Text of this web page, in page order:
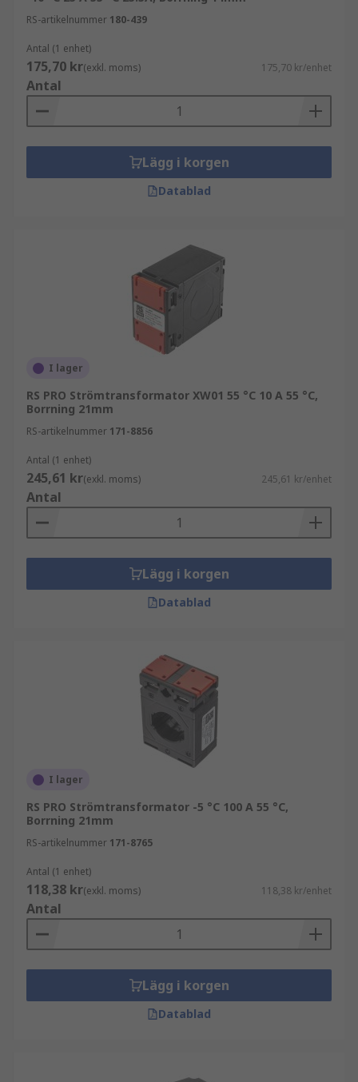
RS-artikelnummer 180-439
Antal (1 enhet)
175,70 kr(exkl. moms) 175,70 kr/enhet
Antal
Lägg i korgen
Datablad
I lager
RS PRO Strömtransformator XW01 55 °C 10 A 55 °C,
Borrning 21mm
RS-artikelnummer 171-8856
Antal (1 enhet)
245,61 kr(exkl. moms) 245,61 kr/enhet
Antal
Lägg i korgen
Datablad
I lager
RS PRO Strömtransformator -5 °C 100 A 55 °C,
Borrning 21mm
RS-artikelnummer 171-8765
Antal (1 enhet)
118,38 kr(exkl. moms) 118,38 kr/enhet
Antal
Lägg i korgen
Datablad